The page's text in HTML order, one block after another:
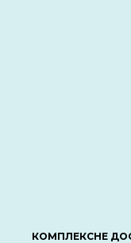
КОМПЛЕКСНЕ